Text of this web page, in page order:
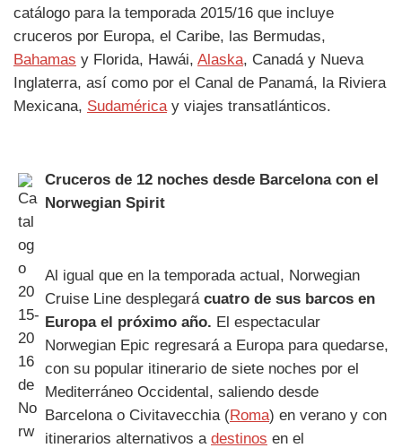
catálogo para la temporada 2015/16 que incluye
cruceros por Europa, el Caribe, las Bermudas,
Bahamas y Florida, Hawái, Alaska, Canadá y Nueva
Inglaterra, así como por el Canal de Panamá, la Riviera
Mexicana, Sudaméricay viajes transatlánticos.
Cruceros de 12 noches desde Barcelona con el
Norwegian Spirit
Al igual que en la temporada actual, Norwegian
Cruise Line desplegará cuatro de sus barcos en
Europa el próximo año. El espectacular
Norwegian Epic regresará a Europa para quedarse,
con su popular itinerario de siete noches por el
Mediterráneo Occidental, saliendo desde
Barcelona o Civitavecchia (Roma) en verano y con
itinerarios alternativos a destinos en el